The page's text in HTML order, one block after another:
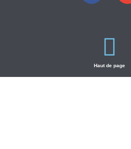
Haut de page